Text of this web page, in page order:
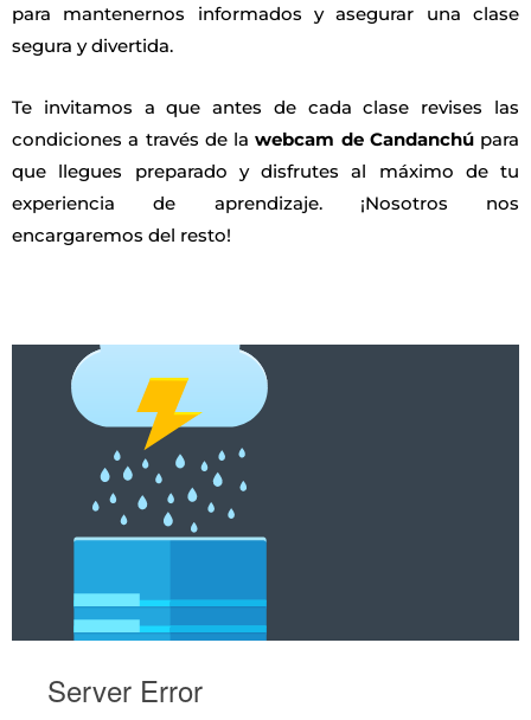
para mantenernos informados y asegurar una clase
segura y divertida.
Te invitamos a que antes de cada clase revises las
condiciones a través de lawebcam de Candanchúpara
que llegues preparado y disfrutes al máximo de tu
experiencia de aprendizaje. ¡Nosotros nos
encargaremos del resto!